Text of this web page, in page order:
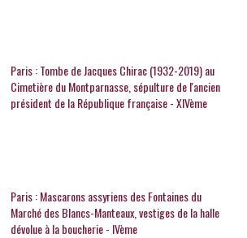
Paris : Tombe de Jacques Chirac (1932-2019) au
Cimetière du Montparnasse, sépulture de l'ancien
président de la République française - XIVème
Paris : Mascarons assyriens des Fontaines du
Marché des Blancs-Manteaux, vestiges de la halle
dévolue à la boucherie - IVème